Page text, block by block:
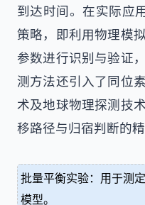
到达时间。在实际应
策略，即利用物理模
参数进行识别与验证
测方法还引入了同位
术及地球物理探测技
移路径与归宿判断的精
批量平衡实验：用于测
模型。